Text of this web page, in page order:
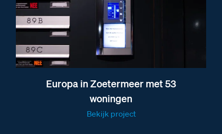
Europa in Zoetermeer met 53
woningen
Bekijk project